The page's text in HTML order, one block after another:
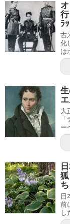
ﾗ
古
化
は
大
ー
ち
日
前
し